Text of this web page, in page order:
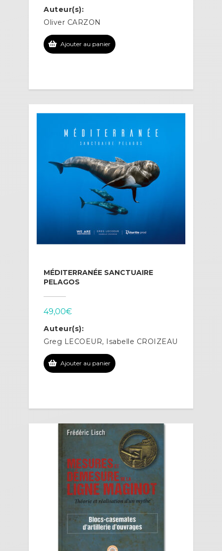
Auteur(s):
Oliver CARZON
Ajouter au panier
MÉDITERRANÉE SANCTUAIRE
PELAGOS
49,00€
Auteur(s):
Greg LECOEUR, Isabelle CROIZEAU
Ajouter au panier